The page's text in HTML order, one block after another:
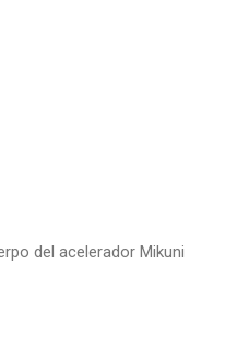
del acelerador Mikuni